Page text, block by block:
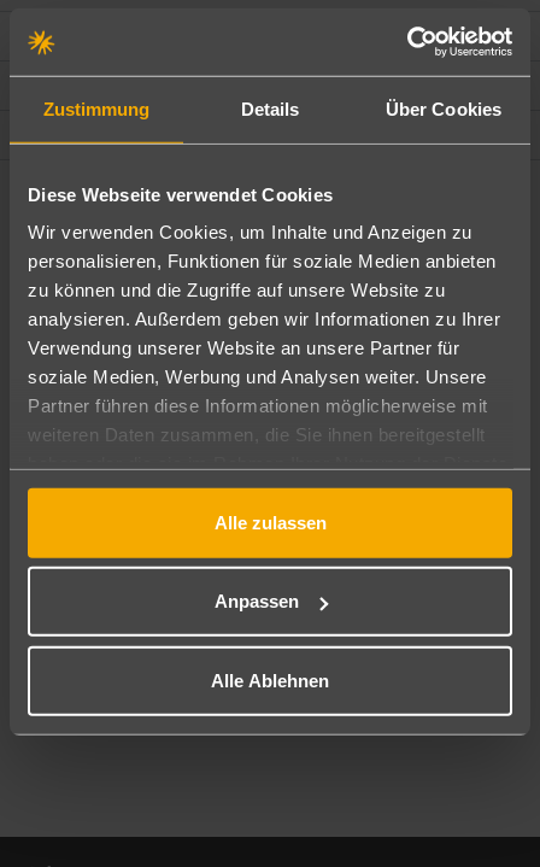
Zustimmung Details Über Cookies
Diese Webseite verwendet Cookies
Wir verwenden Cookies, um Inhalte und Anzeigen zu
personalisieren, Funktionen für soziale Medien anbieten
zu können und die Zugriffe auf unsere Website zu
analysieren. Außerdem geben wir Informationen zu Ihrer
Verwendung unserer Website an unsere Partner für
soziale Medien, Werbung und Analysen weiter. Unsere
Partner führen diese Informationen möglicherweise mit
weiteren Daten zusammen, die Sie ihnen bereitgestellt
gesammelt haben.
Alle zulassen
Anpassen
Alle Ablehnen
Bewertungen
Ändere die Kriterien nach deinen Wünschen
Pauschal Nur Hotel
Abflughafen
Alle Abflughäfen
09.08.26–07.08.27 7-21 Nächte
Mehr Filter anzeigen